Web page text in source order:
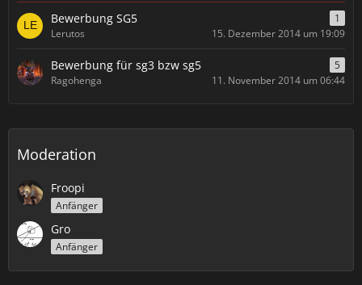
Bewerbung SG5
1
Lerutos
15. Dezember 2014 um 19:09
Bewerbung für sg3 bzw sg5
5
Ragohenga
11. November 2014 um 06:44
Moderation
Froopi
Anfänger
Gro
Anfänger